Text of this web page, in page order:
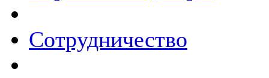
Сотрудничество